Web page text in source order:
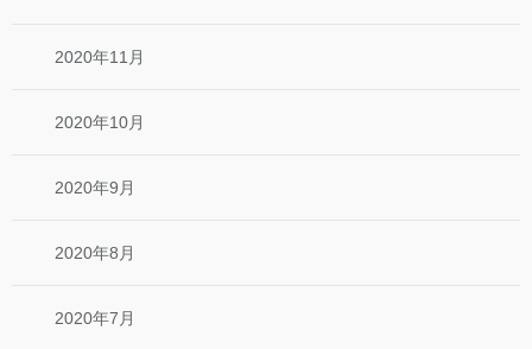
2020年11月
2020年10月
2020年9月
2020年8月
2020年7月